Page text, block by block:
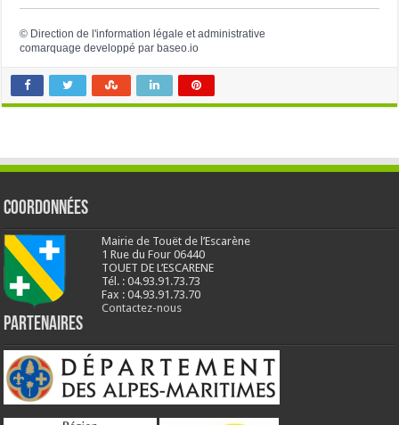
© Direction de l'information légale et administrative
comarquage developpé par baseo.io
Coordonnées
Mairie de Touët de l’Escarène
1 Rue du Four 06440
TOUET DE L’ESCARENE
Tél. : 04.93.91.73.73
Fax : 04.93.91.73.70
Contactez-nous
Partenaires